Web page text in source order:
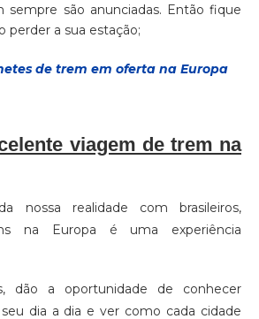
sempre são anunciadas. Então fique
perder a sua estação;
de trem em oferta na Europa
viagem de trem na
nossa realidade com brasileiros,
na Europa é uma experiência
dão a oportunidade de conhecer
dia a dia e ver como cada cidade